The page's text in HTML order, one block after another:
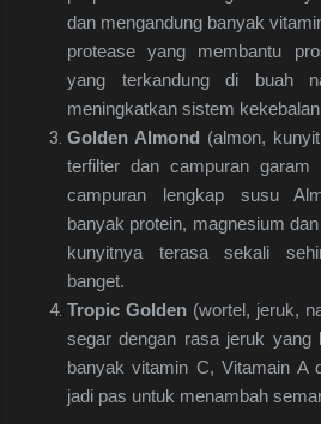
dan mengandung banyak
protease yang membantu
yang terkandung di buah
meningkatkan sistem
Golden Almond (almon,
terfilter dan campuran
campuran lengkap susu
banyak protein, magnesium
kunyitnya terasa sekali
banget.
Tropic Golden (wortel, jeruk,
segar dengan rasa jeruk yang
banyak vitamin C, Vitamain A
jadi pas untuk menambah